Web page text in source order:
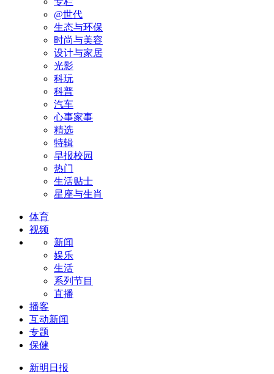
@世代
生态与环保
时尚与美容
设计与家居
光影
科玩
科普
汽车
心事家事
精选
特辑
早报校园
热门
生活贴士
星座与生肖
体育
视频
新闻
娱乐
生活
系列节目
直播
播客
互动新闻
专题
保健
新明日报